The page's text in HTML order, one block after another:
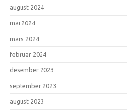
august 2024
mai 2024
mars 2024
februar 2024
desember 2023
september 2023
august 2023